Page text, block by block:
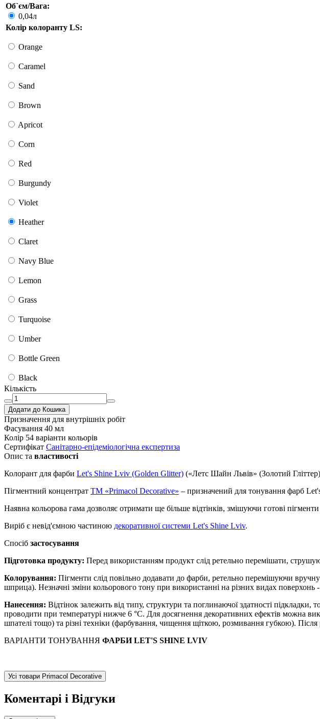
Об`єм/Вага:
0,04л
Колір колоранту LS:
Orange
Caramel
Sand
Brown
Apricot
Corn
Red
Burgundy
Violet
Heather
Claret
Navy Blue
Lemon
Grass
Turquoise
Umber
Bottle Green
Black
Кількість
Додати до Кошика
Призначення для внутрішніх робіт
Фасування 40 мл
Колір 54 варіанти кольорів
Сертифікат Санітарно-епідеміологічна експертиза
Опис та властивості
Колорант для фарби Let's Shine Lviv (Golden Glitter) («Летс Шайн Львів» (Золотий
Пігментний концентрат ТМ «Primacol Decorative» – призначений для тонування фарб
Наявна кольорова гама дозволяє отримати ще більше відтінків, змішуючи готові
Виріб є невід'ємною частиною декоративної системи Let's Shine Lviv.
Спосіб застосування
Підготовка продукту: Перед використанням продукт слід ретельно перемішати,
Колорування: Пігменти слід повільно додавати до фарби, ретельно перемішуючи
шприца). Незначні зміни кольорового тону при використанні на різних видах поверхонь
Нанесення: Відтінок залежить від типу, структури та поглинаючої здатності
проводити при температурі нижче 6 °С. Для досягнення декоративних ефектів можна
шпателі тощо) та різні техніки (фарбування, чищення щіткою, розмивання губкою).
ВАРІАНТИ ТОНУВАННЯ ФАРБИ LET'S SHINE LVIV
Усі товари Primacol Decorative
Коментарі і Відгуки